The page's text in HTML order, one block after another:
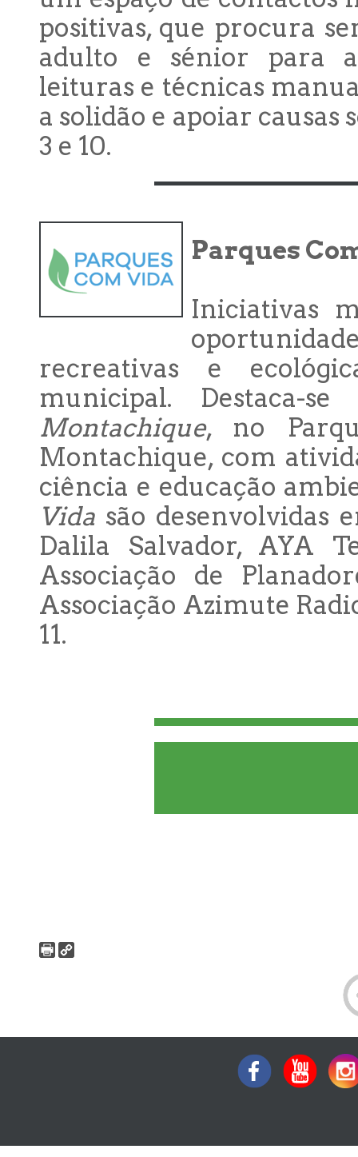
positivas, que procura
adulto e sénior para
leituras e técnicas
a solidão e apoiar causas
3 e 10.
Parques
Iniciativas
recreativas e
municipal. Destaca-
Montachique, no
Montachique, com
ciência e educação
Vida são desenvolvidas
Dalila Salvador, AYA
Associação de
Associação Azimute
11.